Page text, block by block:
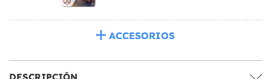
ACCESORIOS
DESCRIPCIÓN